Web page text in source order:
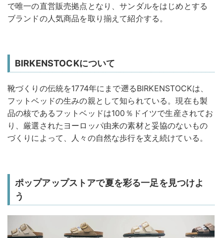
で唯一の直営販売拠点となり、サンダルをはじめとする
ブランドの人気商品を取り揃えて紹介する。
BIRKENSTOCKについて
靴づくりの伝統を1774年にまで遡るBIRKENSTOCKは、
フットベッドの生みの親として知られている。現在も製
品の核であるフットベッドは100％ドイツで生産されてお
り、厳選されたヨーロッパ由来の素材と妥協のないもの
づくりによって、人々の自然な歩行を支え続けている。
ポップアップストアで夏を彩る一足を見つけよ
う